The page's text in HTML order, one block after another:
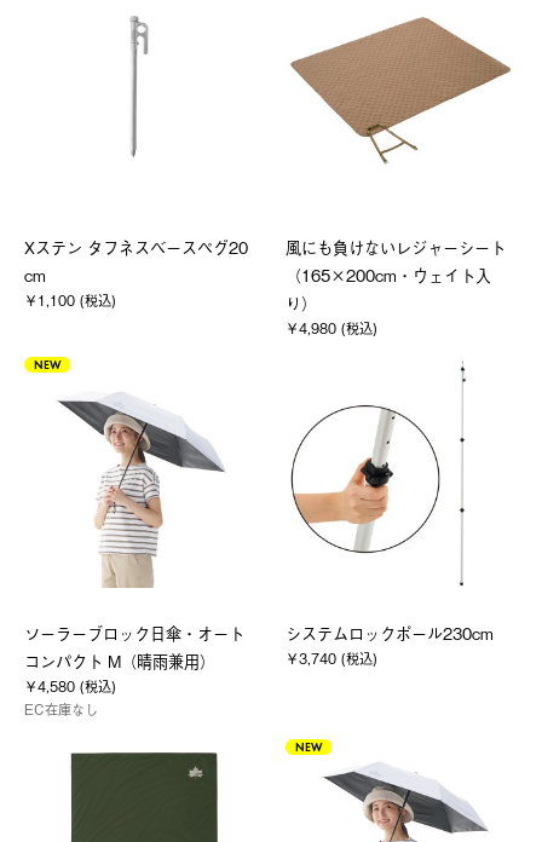
Xステン タフネスベースペグ20
cm
￥1,100 (税込)
風にも負けないレジャーシート
（165×200cm・ウェイト入
り）
￥4,980 (税込)
NEW
ソーラーブロック日傘・オート
コンパクト M（晴雨兼用）
￥4,580 (税込)
EC在庫なし
システムロックポール230cm
￥3,740 (税込)
NEW